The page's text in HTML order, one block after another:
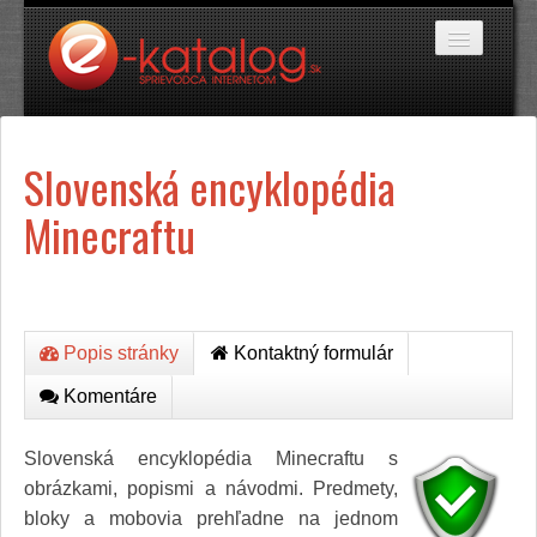
Domáce potreby
Doprava a cestovanie
Ekológia
Financie a trh
Kancelárske potreby
Kozmetika a kaderníctvo
Kultúra a umenie
Literatúra a tlač
Obchodná činnosť
Oblečenie a módne doplnky
Priemysel
Servis
Slovenská encyklopédia
Minecraftu
Popis stránky Kontaktný formulár
Komentáre
Slovenská encyklopédia Minecraftu s
obrázkami, popismi a návodmi. Predmety,
bloky a mobovia prehľadne na jednom